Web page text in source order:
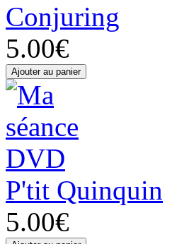
Conjuring
5.00€
P'tit Quinquin
5.00€